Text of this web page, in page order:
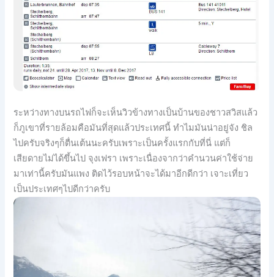
ระหว่างทางบนรถไฟก็จะเห็นวิวข้างทางเป็นบ้านของชาวสวิสแล้ว
ก็ภูเขาที่รายล้อมคือมันที่สุดแล้วประเทศนี้ ทำไมมันน่าอยู่จัง ชิล
ไปครับจริงๆก็ตื่นเต้นนะครับเพราะเป็นครั้งแรกกับที่นี่ แต่ก็
เสียดายไม่ได้ขึ้นไป จุงเฟรา เพราะเนื่องจากว่าคำนวนค่าใช้จ่าย
มาเท่านี้ครับมันแพง ติดไว้รอบหน้าจะได้มาอีกดีกว่า เจาะเที่ยว
เป็นประเทศๆไปดีกว่าครับ